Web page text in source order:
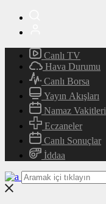
Canlı TV
Hava Durumu
Canlı Borsa
Yayın Akışları
Namaz Vakitleri
Eczaneler
Canlı Sonuçlar
İddaa